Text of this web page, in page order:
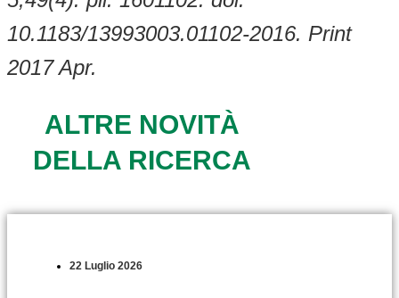
10.1183/13993003.01102-2016. Print
2017 Apr.
ALTRE NOVITÀ
DELLA RICERCA
22 Luglio 2026